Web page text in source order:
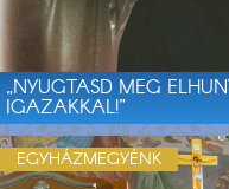
„NYUGTASD MEG
IGAZAKKAL!”
EGYHÁZMEGYÉNK